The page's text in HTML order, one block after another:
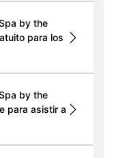
by the
para los
by the
para asistir a